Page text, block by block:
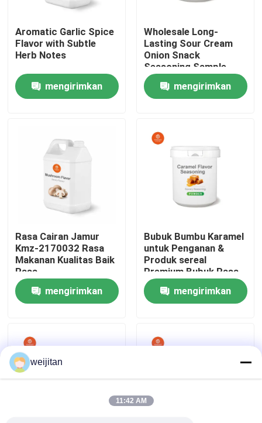
Rumah
Tentang kami
Tur Pabrik
Kontrol kualitas
Hubungi kami
Permintaan Penawaran
Rasa Renyah
Aromatic Garlic Spice
Flavor with Subtle
Herb Notes
mengirimkan
Wholesale Long-
Lasting Sour Cream
Onion Snack
Seasoning Sample
Free
mengirimkan
Rasa Cairan Jamur
Kmz-2170032 Rasa
Makanan Kualitas Baik
Rasa
mengirimkan
Bubuk Bumbu Karamel
untuk Penganan &
Produk sereal
Premium Bubuk Rasa
Manis Karamel
mengirimkan
weijitan
11:42 AM